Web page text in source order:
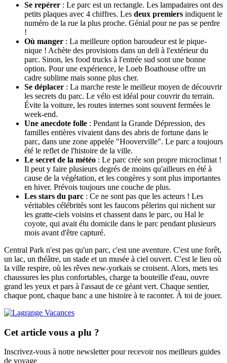
Se repérer : Le parc est un rectangle. Les lampadaires ont des
petits plaques avec 4 chiffres. Les deux premiers indiquent le
numéro de la rue la plus proche. Génial pour ne pas se perdre
!
Où manger : La meilleure option baroudeur est le pique-
nique ! Achète des provisions dans un deli à l'extérieur du
parc. Sinon, les food trucks à l'entrée sud sont une bonne
option. Pour une expérience, le Loeb Boathouse offre un
cadre sublime mais sonne plus cher.
Se déplacer : La marche reste le meilleur moyen de découvrir
les secrets du parc. Le vélo est idéal pour couvrir du terrain.
Évite la voiture, les routes internes sont souvent fermées le
week-end.
Une anecdote folle : Pendant la Grande Dépression, des
familles entières vivaient dans des abris de fortune dans le
parc, dans une zone appelée "Hooverville". Le parc a toujours
été le reflet de l'histoire de la ville.
Le secret de la météo : Le parc crée son propre microclimat !
Il peut y faire plusieurs degrés de moins qu'ailleurs en été à
cause de la végétation, et les congères y sont plus importantes
en hiver. Prévois toujours une couche de plus.
Les stars du parc : Ce ne sont pas que les acteurs ! Les
véritables célébrités sont les faucons pèlerins qui nichent sur
les gratte-ciels voisins et chassent dans le parc, ou Hal le
coyote, qui avait élu domicile dans le parc pendant plusieurs
mois avant d'être capturé.
Central Park n'est pas qu'un parc, c'est une aventure. C'est une forêt,
un lac, un théâtre, un stade et un musée à ciel ouvert. C'est le lieu où
la ville respire, où les rêves new-yorkais se croisent. Alors, mets tes
chaussures les plus confortables, charge ta bouteille d'eau, ouvre
grand les yeux et pars à l'assaut de ce géant vert. Chaque sentier,
chaque pont, chaque banc a une histoire à te raconter. À toi de jouer.
Cet article vous a plu ?
Inscrivez-vous à notre newsletter pour recevoir nos meilleurs guides
de voyage